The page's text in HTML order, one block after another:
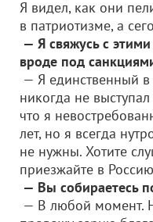
Я видел, как они
в патриотизме, а
— Я свяжусь с
вроде под
— Я единственный в
никогда не
что я
лет, но я всегда
не нужны. Хотите
приезжайте в
— Вы собираетесь
— В любой момент.